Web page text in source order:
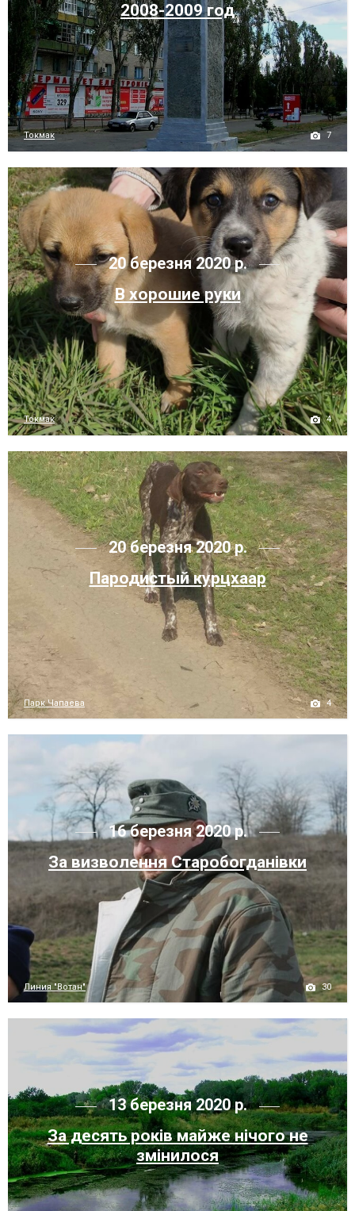
2008-2009 год
Токмак 7
20 березня 2020 р.
В хорошие руки
Токмак 4
20 березня 2020 р.
Пародистый курцхаар
Парк Чапаева 4
16 березня 2020 р.
За визволення Старобогданівки
Линия "Вотан" 30
13 березня 2020 р.
За десять років майже нічого не
змінилося